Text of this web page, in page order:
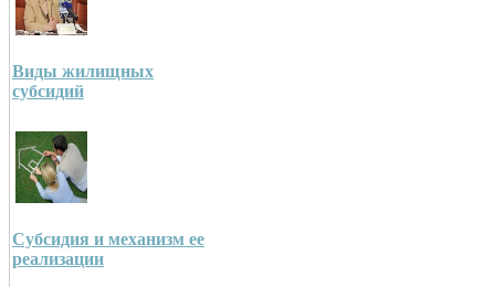
Виды жилищных
субсидий
Субсидия и механизм ее
реализации